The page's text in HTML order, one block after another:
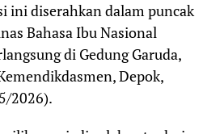
ini diserahkan dalam puncak
Bahasa Ibu Nasional
di Gedung Garuda,
Depok,
2026).